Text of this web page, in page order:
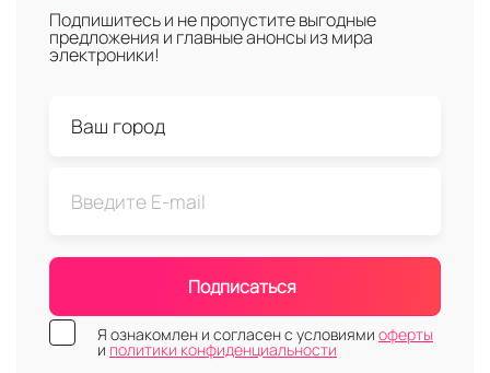
Подпишитесь и не пропустите выгодные
предложения и главные анонсы из мира
электроники!
Подписаться
Я ознакомлен и согласен с условиями оферты
и политики конфиденциальности